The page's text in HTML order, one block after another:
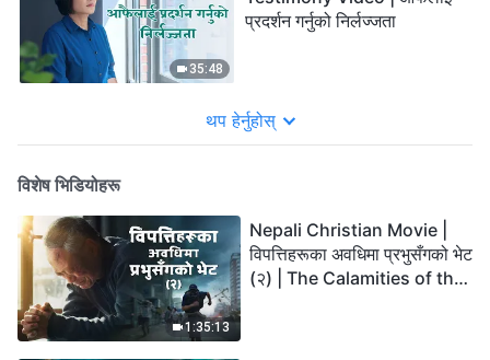
35:48
प्रदर्शन गर्नुको निर्लज्‍जता
थप हेर्नुहोस्
विशेष भिडियोहरू
1:35:13
Nepali Christian Movie |
विपत्तिहरूका अवधिमा प्रभुसँगको भेट
(२) | The Calamities of the